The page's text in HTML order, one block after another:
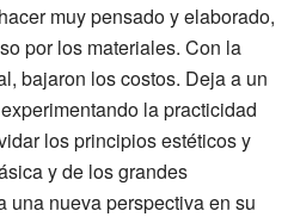
muy pensado y elaborado,
por los materiales. Con la
bajaron los costos. Deja a un
la practicidad
los principios estéticos y
y de los grandes
una nueva perspectiva en su